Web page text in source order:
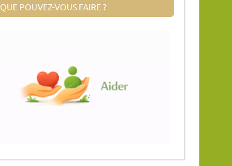
QUE POUVEZ-VOUS FAIRE ?